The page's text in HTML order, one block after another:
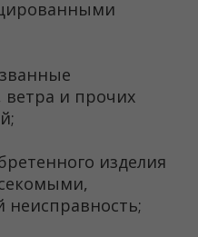
ветра и прочих
изделия
неисправность;